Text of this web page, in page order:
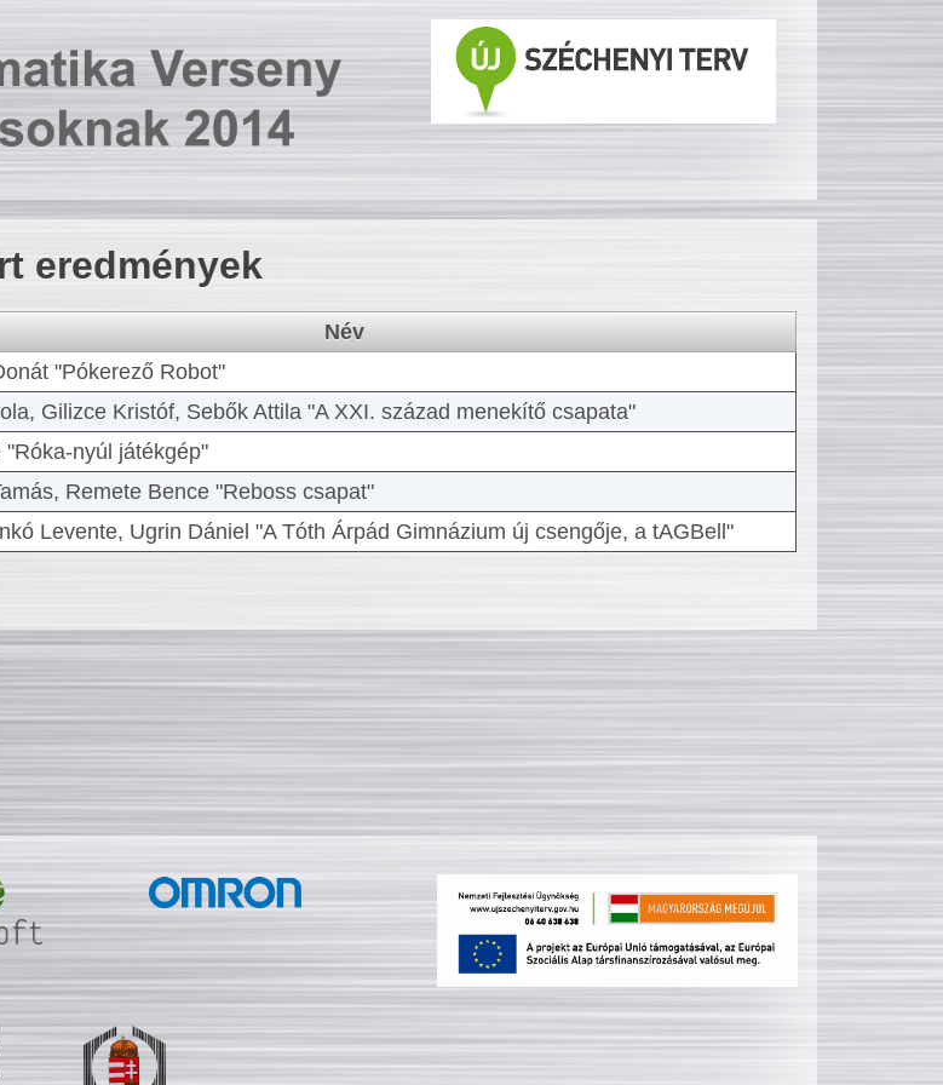
eredmények
Név
"Pókerező Robot"
Gilizce Kristóf, Sebők Attila "A XXI. század menekítő csapata"
"Róka-nyúl játékgép"
Remete Bence "Reboss csapat"
Levente, Ugrin Dániel "A Tóth Árpád Gimnázium új csengője, a tAGBell"